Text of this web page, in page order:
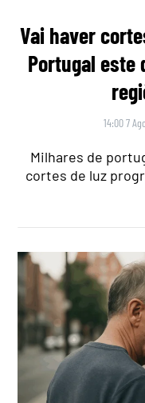
Vai haver
Portugal este
14:00 7
Milhares de
cortes de luz